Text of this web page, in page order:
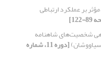
بر عملکرد ارتباطی
شخصیت‌های شاهنامه
[دوره 11، شماره